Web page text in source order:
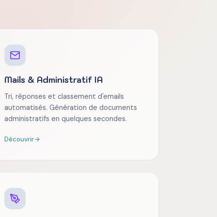
Mails & Administratif IA
Tri, réponses et classement d'emails
automatisés. Génération de documents
administratifs en quelques secondes.
Découvrir→